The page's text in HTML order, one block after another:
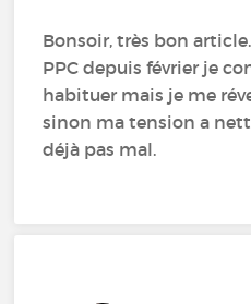
Bonsoir, très bon
PPC depuis février je
habituer mais je me
sinon ma tension a
déjà pas mal.